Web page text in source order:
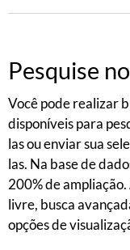
Pesquise
Você pode realizar
disponíveis para
las ou enviar sua
las. Na base de
200% de
livre, busca
opções de